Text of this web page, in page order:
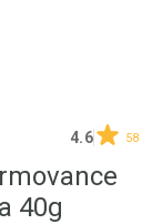
4.6 58
40g